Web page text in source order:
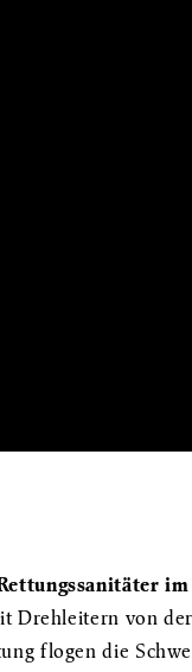
im
Drehleitern von
flogen die